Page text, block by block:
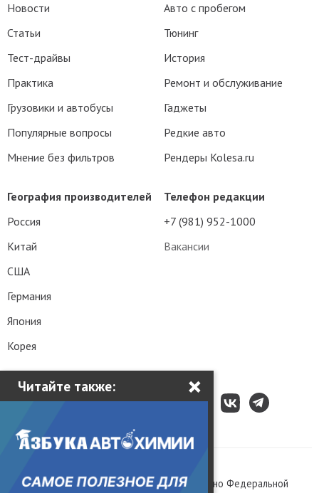
Читайте также: ×
Телефон редакции
+7 (981) 952-1000
Вакансии
Новости
Статьи
Тест-драйвы
Практика
Грузовики и автобусы
Популярные вопросы
Мнение без фильтров
Авто с пробегом
Тюнинг
История
Ремонт и обслуживание
Гаджеты
Редкие авто
Рендеры Kolesa.ru
География производителей
Россия
Китай
США
Германия
Япония
Корея
Сетевое издание «Kolesa.ru», зарегистрировано Федеральной